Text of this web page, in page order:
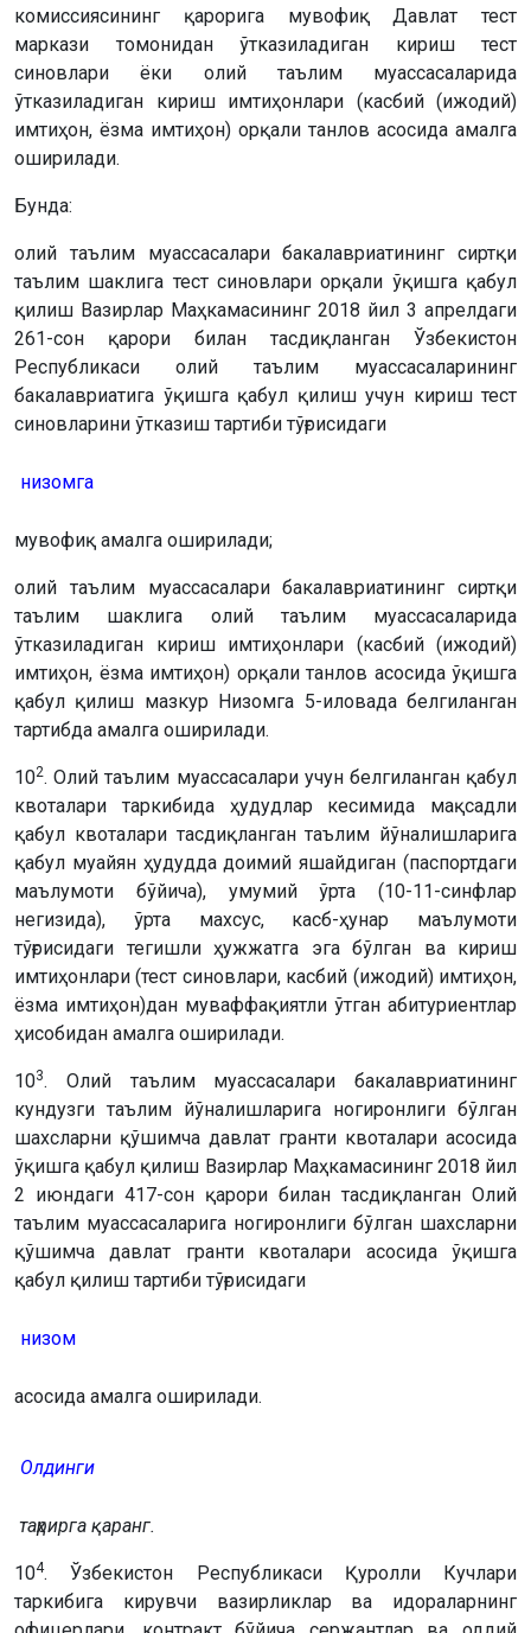
комиссиясининг қарорига мувофиқ Давлат тест
маркази томонидан ўтказиладиган кириш тест
синовлари ёки олий таълим муассасаларида
ўтказиладиган кириш имтиҳонлари (касбий (ижодий)
имтиҳон, ёзма имтиҳон) орқали танлов асосида амалга
оширилади.
Бунда:
олий таълим муассасалари бакалавриатининг сиртқи
таълим шаклига тест синовлари орқали ўқишга қабул
қилиш Вазирлар Маҳкамасининг 2018 йил 3 апрелдаги
261-сон қарори билан тасдиқланган Ўзбекистон
Республикаси олий таълим муассасаларининг
бакалавриатига ўқишга қабул қилиш учун кириш тест
синовларини ўтказиш тартиби тўғрисидаги
низомга
мувофиқ амалга оширилади;
олий таълим муассасалари бакалавриатининг сиртқи
таълим шаклига олий таълим муассасаларида
ўтказиладиган кириш имтиҳонлари (касбий (ижодий)
имтиҳон, ёзма имтиҳон) орқали танлов асосида ўқишга
қабул қилиш мазкур Низомга 5-иловада белгиланган
тартибда амалга оширилади.
102. Олий таълим муассасалари учун белгиланган қабул
квоталари таркибида ҳудудлар кесимида мақсадли
қабул квоталари тасдиқланган таълим йўналишларига
қабул муайян ҳудудда доимий яшайдиган (паспортдаги
маълумоти бўйича), умумий ўрта (10-11-синфлар
негизида), ўрта махсус, касб-ҳунар маълумоти
тўғрисидаги тегишли ҳужжатга эга бўлган ва кириш
имтиҳонлари (тест синовлари, касбий (ижодий) имтиҳон,
ёзма имтиҳон)дан муваффақиятли ўтган абитуриентлар
ҳисобидан амалга оширилади.
103. Олий таълим муассасалари бакалавриатининг
кундузги таълим йўналишларига ногиронлиги бўлган
шахсларни қўшимча давлат гранти квоталари асосида
ўқишга қабул қилиш Вазирлар Маҳкамасининг 2018 йил
2 июндаги 417-сон қарори билан тасдиқланган Олий
таълим муассасаларига ногиронлиги бўлган шахсларни
қўшимча давлат гранти квоталари асосида ўқишга
қабул қилиш тартиби тўғрисидаги
низом
асосида амалга оширилади.
Олдинги
таҳрирга қаранг.
104. Ўзбекистон Республикаси Қуролли Кучлари
таркибига кирувчи вазирликлар ва идораларнинг